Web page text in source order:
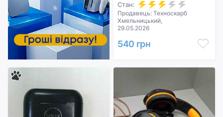
Стан:
Продавець: Техноскарб
Хмельницький,
29.05.2026
540 грн